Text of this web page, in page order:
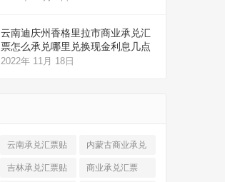
云南迪庆州香格里拉市商业承兑汇
票怎么承兑哪里兑换现金利息几点
2022年 11月 18日
云南承兑汇票贴
现(324)
内蒙古商业承兑
汇票(316)
吉林承兑汇票贴
商业承兑汇票